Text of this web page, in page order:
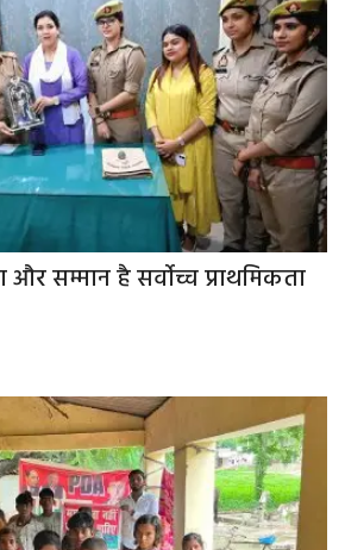
सम्मान है सर्वोच्च प्राथमिकता